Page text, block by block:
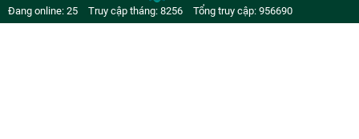
Đang online: 25 Truy cập tháng: 8256 Tổng truy cập: 956690